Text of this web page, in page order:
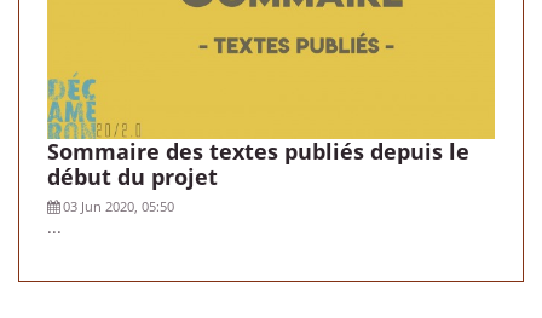
Sommaire des textes publiés depuis le
début du projet
03 Jun 2020, 05:50
...